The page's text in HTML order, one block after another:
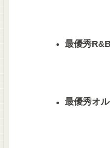
最優秀
最優秀オ